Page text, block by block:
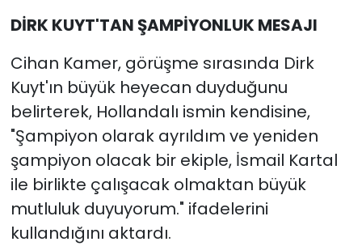
DİRK KUYT'TAN ŞAMPİYONLUK MESAJI
Cihan Kamer, görüşme sırasında Dirk
Kuyt'ın büyük heyecan duyduğunu
belirterek, Hollandalı ismin kendisine,
"Şampiyon olarak ayrıldım ve yeniden
şampiyon olacak bir ekiple, İsmail Kartal
ile birlikte çalışacak olmaktan büyük
mutluluk duyuyorum." ifadelerini
kullandığını aktardı.